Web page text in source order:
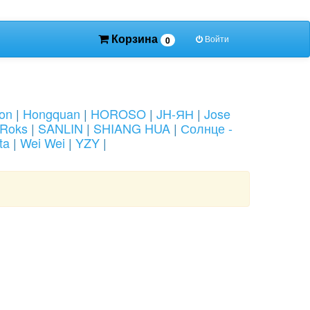
Корзина 0 Войти
| Hongquan | HOROSO |JH-ЯН |Jose
Roks | SANLIN| SHIANG HUA | Солнце -
|Wei Wei |YZY |